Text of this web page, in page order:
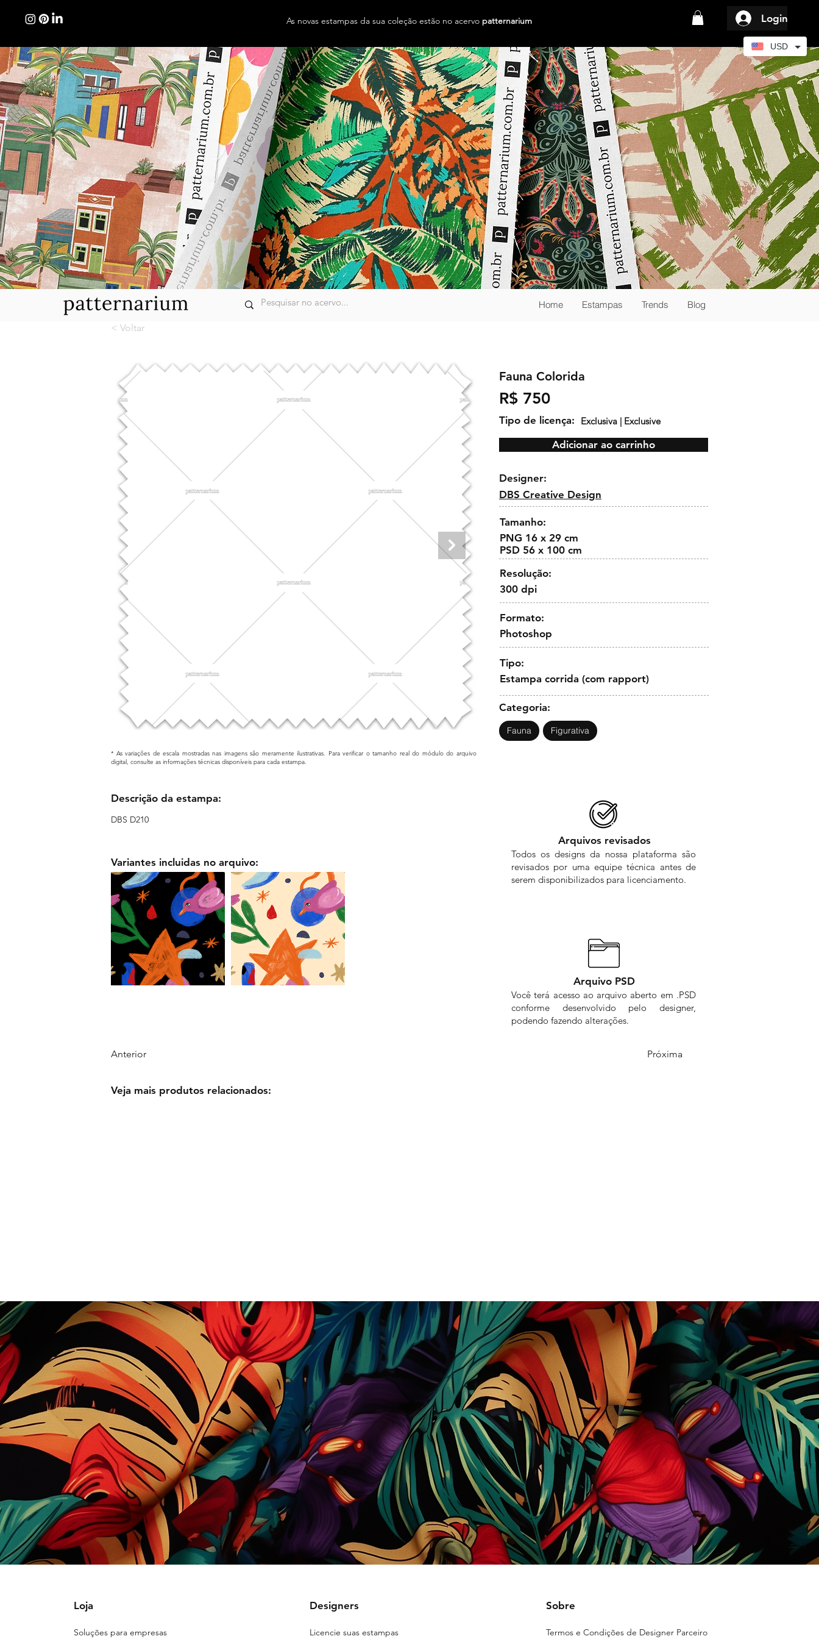
As novas estampas da sua coleção estão no acervo patternarium Login
Home Estampas Trends
Blog
< Voltar
* As variações de escala mostradas nas imagens são meramente ilustrativas. Para verificar o tamanho real do módulo do arquivo
digital, consulte as informações técnicas disponíveis para cada estampa.
Fauna Colorida
R$ 750
Tipo de licença: Exclusiva | Exclusive
Adicionar ao carrinho
Designer:
DBS Creative Design
Tamanho:
PNG 16 x 29 cm
PSD 56 x 100 cm
Resolução:
300 dpi
Formato:
Photoshop
Tipo:
Estampa corrida (com rapport)
Categoria:
Fauna Figurativa
Descrição da estampa:
DBS D210
Variantes incluidas no arquivo:
Arquivos revisados
Todos os designs da nossa plataforma são
revisados por uma equipe técnica antes de
serem disponibilizados para licenciamento.
Arquivo PSD
Você terá acesso ao arquivo aberto em .PSD
conforme desenvolvido pelo designer,
podendo fazendo alterações.
Anterior Próxima
Veja mais produtos relacionados:
Loja
Soluções para empresas
Designers
Licencie suas estampas
Sobre
Termos e Condições de Designer Parceiro
USD